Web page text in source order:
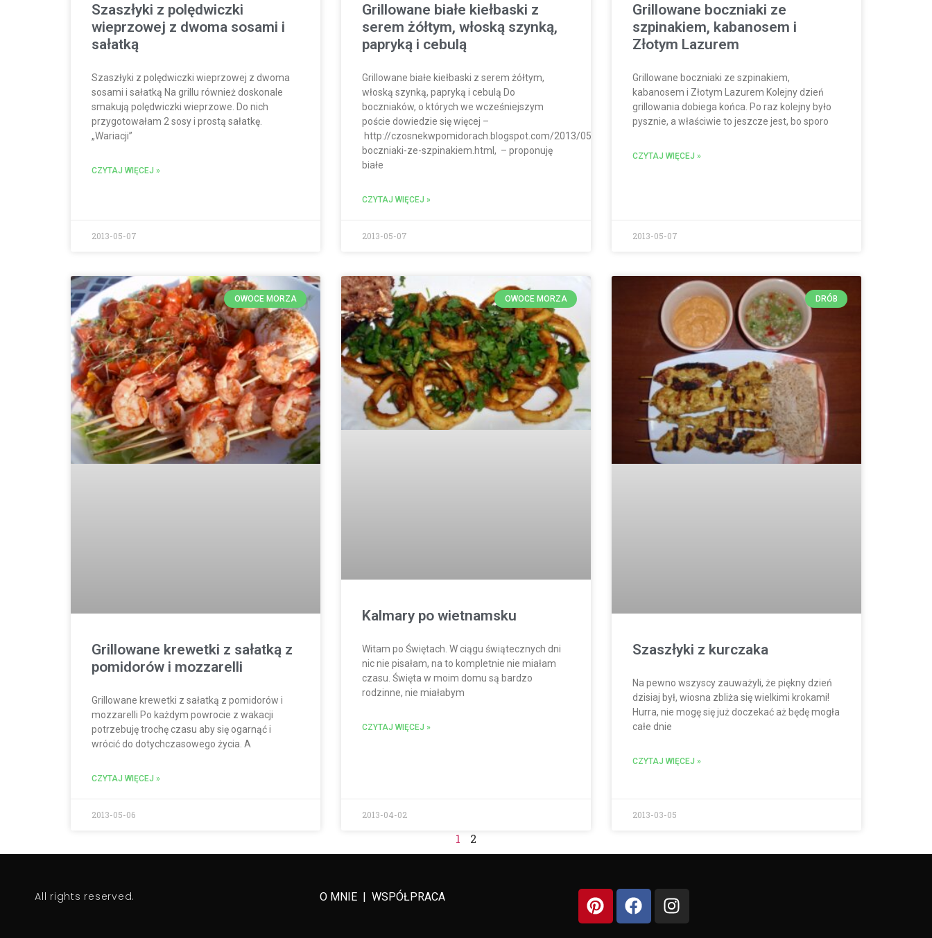
Szaszłyki z polędwiczki
wieprzowej z dwoma sosami i
sałatką
Szaszłyki z polędwiczki wieprzowej z dwoma
sosami i sałatką Na grillu również doskonale
smakują polędwiczki wieprzowe. Do nich
przygotowałam 2 sosy i prostą sałatkę.
„Wariacji”
CZYTAJ WIĘCEJ »
2013-05-07
Grillowane białe kiełbaski z
serem żółtym, włoską szynką,
papryką i cebulą
Grillowane białe kiełbaski z serem żółtym,
włoską szynką, papryką i cebulą Do
boczniaków, o których we wcześniejszym
poście dowiedzie się więcej –
http://czosnekwpomidorach.blogspot.com/2013/05/grillowane-
boczniaki-ze-szpinakiem.html, – proponuję
białe
CZYTAJ WIĘCEJ »
2013-05-07
Grillowane boczniaki ze
szpinakiem, kabanosem i
Złotym Lazurem
Grillowane boczniaki ze szpinakiem,
kabanosem i Złotym Lazurem Kolejny dzień
grillowania dobiega końca. Po raz kolejny było
pysznie, a właściwie to jeszcze jest, bo sporo
CZYTAJ WIĘCEJ »
2013-05-07
OWOCE MORZA
Grillowane krewetki z sałatką z
pomidorów i mozzarelli
Grillowane krewetki z sałatką z pomidorów i
mozzarelli Po każdym powrocie z wakacji
potrzebuję trochę czasu aby się ogarnąć i
wrócić do dotychczasowego życia. A
CZYTAJ WIĘCEJ »
2013-05-06
OWOCE MORZA
Kalmary po wietnamsku
Witam po Świętach. W ciągu świątecznych dni
nic nie pisałam, na to kompletnie nie miałam
czasu. Święta w moim domu są bardzo
rodzinne, nie miałabym
CZYTAJ WIĘCEJ »
2013-04-02
DRÓB
Szaszłyki z kurczaka
Na pewno wszyscy zauważyli, że piękny dzień
dzisiaj był, wiosna zbliża się wielkimi krokami!
Hurra, nie mogę się już doczekać aż będę mogła
całe dnie
CZYTAJ WIĘCEJ »
2013-03-05
1 2
All rights reserved. O MNIE | WSPÓŁPRACA